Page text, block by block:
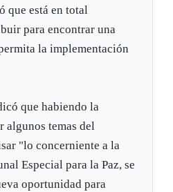
que está en total
para encontrar una
la implementación
que habiendo la
algunos temas del
"lo concerniente a la
Especial para la Paz, se
oportunidad para